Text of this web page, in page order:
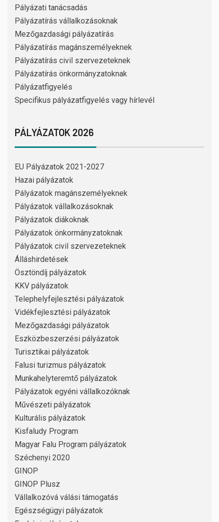
Pályázati tanácsadás
Pályázatírás vállalkozásoknak
Mezőgazdasági pályázatírás
Pályázatírás magánszemélyeknek
Pályázatírás civil szervezeteknek
Pályázatírás önkormányzatoknak
Pályázatfigyelés
Specifikus pályázatfigyelés vagy hírlevél
PÁLYÁZATOK 2026
EU Pályázatok 2021-2027
Hazai pályázatok
Pályázatok magánszemélyeknek
Pályázatok vállalkozásoknak
Pályázatok diákoknak
Pályázatok önkormányzatoknak
Pályázatok civil szervezeteknek
Álláshirdetések
Ösztöndíj pályázatok
KKV pályázatok
Telephelyfejlesztési pályázatok
Vidékfejlesztési pályázatok
Mezőgazdasági pályázatok
Eszközbeszerzési pályázatok
Turisztikai pályázatok
Falusi turizmus pályázatok
Munkahelyteremtő pályázatok
Pályázatok egyéni vállalkozóknak
Művészeti pályázatok
Kulturális pályázatok
Kisfaludy Program
Magyar Falu Program pályázatok
Széchenyi 2020
GINOP
GINOP Plusz
Vállalkozóvá válási támogatás
Egészségügyi pályázatok